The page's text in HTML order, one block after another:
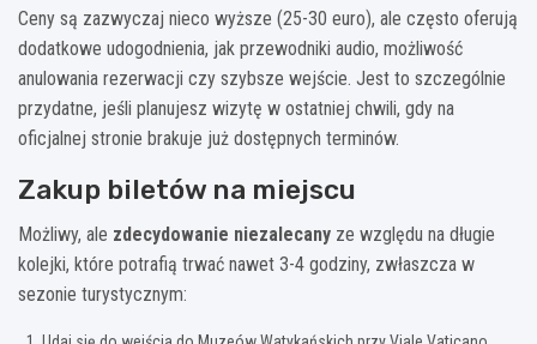
Ceny są zazwyczaj nieco wyższe (25-30 euro), ale często oferują
dodatkowe udogodnienia, jak przewodniki audio, możliwość
anulowania rezerwacji czy szybsze wejście. Jest to szczególnie
przydatne, jeśli planujesz wizytę w ostatniej chwili, gdy na
oficjalnej stronie brakuje już dostępnych terminów.
Zakup biletów na miejscu
Możliwy, ale zdecydowanie niezalecany ze względu na długie
kolejki, które potrafią trwać nawet 3-4 godziny, zwłaszcza w
sezonie turystycznym: